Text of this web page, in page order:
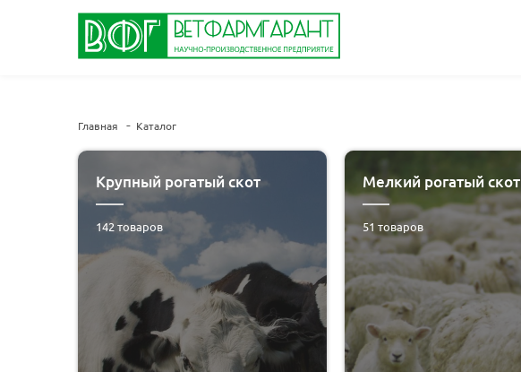
Главная Каталог
Крупный рогатый скот
142 товаров
Мелкий рогатый скот
51 товаров